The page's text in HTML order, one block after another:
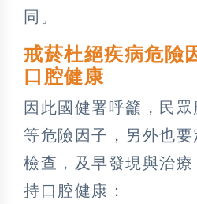
同。
戒菸杜絕疾病危
口腔健康
因此國健署呼籲，民
等危險因子，另外也
檢查，及早發現與治
持口腔健康：